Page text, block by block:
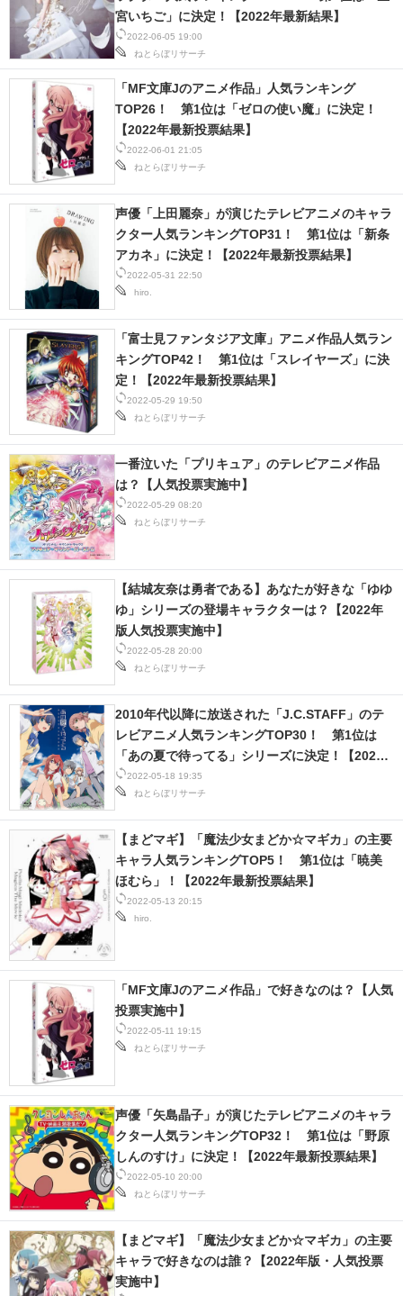
2022-06-05 19:00
ねとらぼリサーチ
宮いちご」に決定！【2022年最新結果】
2022-06-01 21:05
ねとらぼリサーチ
「MF文庫Jのアニメ作品」人気ランキング
TOP26！ 第1位は「ゼロの使い魔」に決定！
【2022年最新投票結果】
2022-05-31 22:50
hiro.
声優「上田麗奈」が演じたテレビアニメのキャラ
クター人気ランキングTOP31！ 第1位は「新条
アカネ」に決定！【2022年最新投票結果】
2022-05-29 19:50
ねとらぼリサーチ
「富士見ファンタジア文庫」アニメ作品人気ラン
キングTOP42！ 第1位は「スレイヤーズ」に決
定！【2022年最新投票結果】
2022-05-29 08:20
ねとらぼリサーチ
一番泣いた「プリキュア」のテレビアニメ作品
は？【人気投票実施中】
2022-05-28 20:00
ねとらぼリサーチ
【結城友奈は勇者である】あなたが好きな「ゆゆ
ゆ」シリーズの登場キャラクターは？【2022年
版人気投票実施中】
2022-05-18 19:35
ねとらぼリサーチ
2010年代以降に放送された「J.C.STAFF」のテ
レビアニメ人気ランキングTOP30！ 第1位は
「あの夏で待ってる」シリーズに決定！【2022
年最新投票結果】
2022-05-13 20:15
hiro.
【まどマギ】「魔法少女まどか☆マギカ」の主要
キャラ人気ランキングTOP5！ 第1位は「暁美
ほむら」！【2022年最新投票結果】
2022-05-11 19:15
ねとらぼリサーチ
「MF文庫Jのアニメ作品」で好きなのは？【人気
投票実施中】
2022-05-10 20:00
ねとらぼリサーチ
声優「矢島晶子」が演じたテレビアニメのキャラ
クター人気ランキングTOP32！ 第1位は「野原
しんのすけ」に決定！【2022年最新投票結果】
【まどマギ】「魔法少女まどか☆マギカ」の主要
キャラで好きなのは誰？【2022年版・人気投票
実施中】